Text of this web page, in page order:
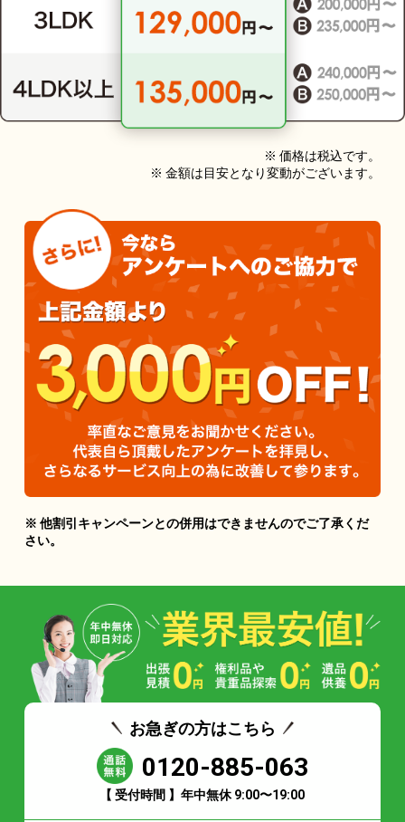
※ 価格は税込です。
※ 金額は目安となり変動がございます。
※ 他割引キャンペーンとの併用はできませんのでご了承くだ
さい。
お急ぎの方はこちら
0120-885-063
【 受付時間 】年中無休 9:00〜19:00